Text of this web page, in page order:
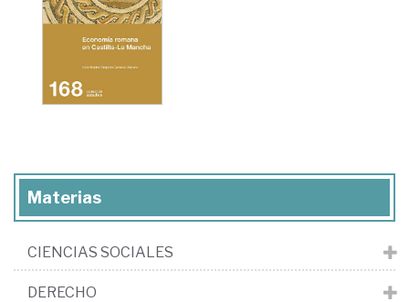
Materias
CIENCIAS SOCIALES
DERECHO